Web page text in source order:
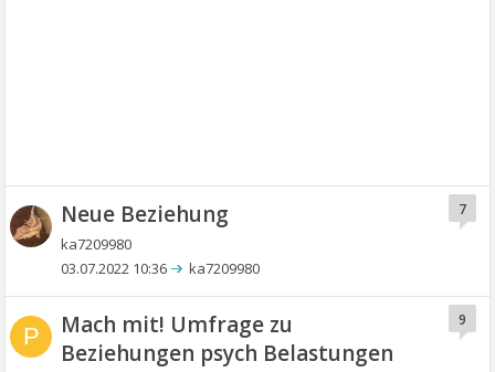
Neue Beziehung
ka7209980
7
03.07.2022 10:36 ka7209980
P
Mach mit! Umfrage zu
Beziehungen psych Belastungen
9